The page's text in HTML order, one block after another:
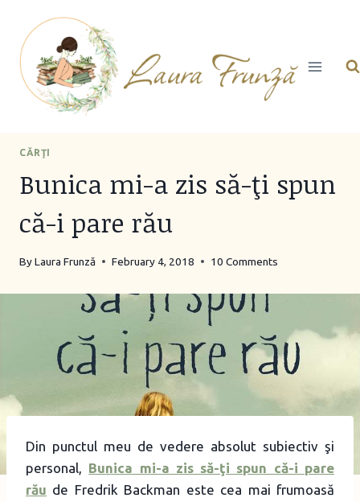
content
CĂRŢI
Bunica mi-a zis să-ţi spun
că-i pare rău
ByLaura Frunză February 4, 2018 10 Comments
Din punctul meu de vedere absolut subiectiv şi
personal, Bunica mi-a zis să-ţi spun că-i pare
rău de Fredrik Backman este cea mai frumoasă